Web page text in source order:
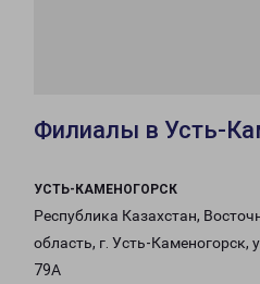
Филиалы в Усть-
УСТЬ-КАМЕНОГОРСК
Республика Казахстан,
область, г. Усть-Каменогорск,
79А